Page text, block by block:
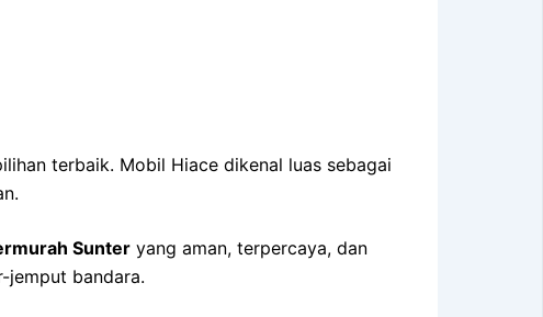
terbaik. Mobil Hiace dikenal luas sebagai
Sunter yang aman, terpercaya, dan
jemput bandara.